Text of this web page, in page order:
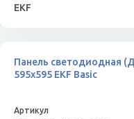
EKF
Панель светодиодная
595х595 EKF Basic